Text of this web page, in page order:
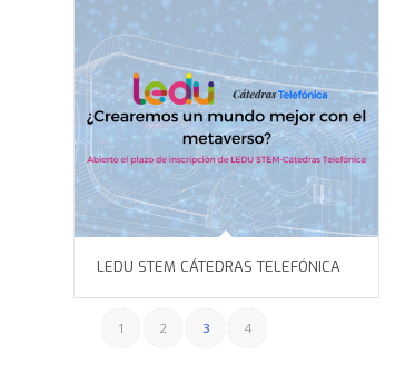
LEDU STEM CÁTEDRAS TELEFÓNICA
1 2 3 4